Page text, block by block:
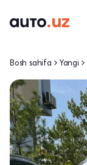
Bosh sahifa Yangi